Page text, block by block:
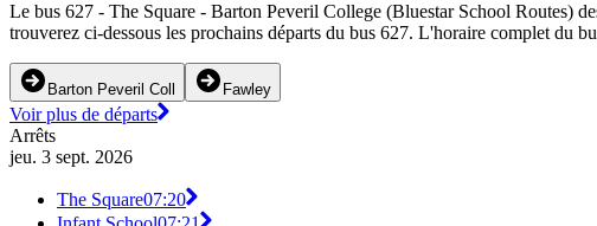
Le bus 627 - The Square - Barton Peveril College (Bluestar School Routes)
trouverez ci-dessous les prochains départs du bus 627. L'horaire complet du
Barton Peveril Coll Fawley
Voir plus de départs
Arrêts
jeu. 3 sept. 2026
The Square07:20